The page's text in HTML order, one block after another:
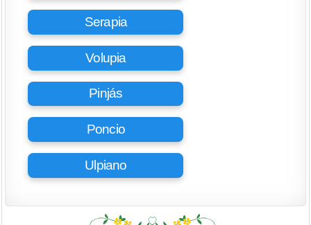
Serapia
Volupia
Pinjás
Poncio
Ulpiano